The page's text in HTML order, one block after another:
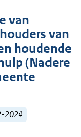
van
van
houdende
(Nadere
2024